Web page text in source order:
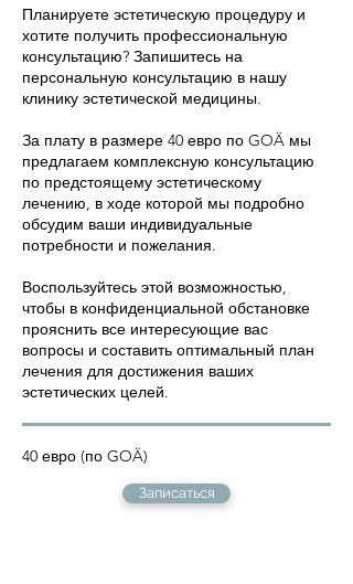
Планируете эстетическую процедуру и
хотите получить профессиональную
консультацию? Запишитесь на
персональную консультацию в нашу
клинику эстетической медицины.
За плату в размере 40 евро по GOÄ мы
предлагаем комплексную консультацию
по предстоящему эстетическому
лечению, в ходе которой мы подробно
обсудим ваши индивидуальные
потребности и пожелания.
Воспользуйтесь этой возможностью,
чтобы в конфиденциальной обстановке
прояснить все интересующие вас
вопросы и составить оптимальный план
лечения для достижения ваших
эстетических целей.
40 евро (по GOÄ)
Записаться